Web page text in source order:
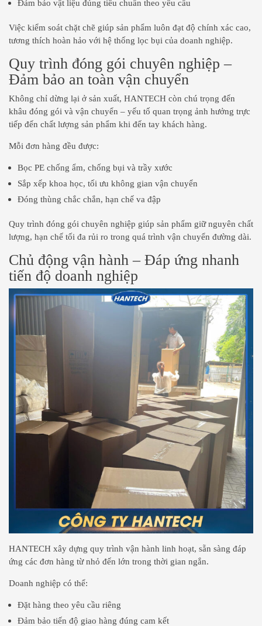
Đảm bảo vật liệu đúng tiêu chuẩn theo yêu cầu
Việc kiểm soát chặt chẽ giúp sản phẩm luôn đạt độ chính xác cao,
tương thích hoàn hảo với hệ thống lọc bụi của doanh nghiệp.
Quy trình đóng gói chuyên nghiệp –
Đảm bảo an toàn vận chuyển
Không chỉ dừng lại ở sản xuất, HANTECH còn chú trọng đến
khâu đóng gói và vận chuyển – yếu tố quan trọng ảnh hưởng trực
tiếp đến chất lượng sản phẩm khi đến tay khách hàng.
Mỗi đơn hàng đều được:
Bọc PE chống ẩm, chống bụi và trầy xước
Sắp xếp khoa học, tối ưu không gian vận chuyển
Đóng thùng chắc chắn, hạn chế va đập
Quy trình đóng gói chuyên nghiệp giúp sản phẩm giữ nguyên chất
lượng, hạn chế tối đa rủi ro trong quá trình vận chuyển đường dài.
Chủ động vận hành – Đáp ứng nhanh
tiến độ doanh nghiệp
HANTECH xây dựng quy trình vận hành linh hoạt, sẵn sàng đáp
ứng các đơn hàng từ nhỏ đến lớn trong thời gian ngắn.
Doanh nghiệp có thể:
Đặt hàng theo yêu cầu riêng
Đảm bảo tiến độ giao hàng đúng cam kết